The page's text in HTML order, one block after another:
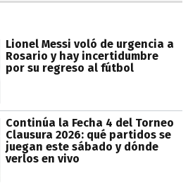
Lionel Messi voló de urgencia a
Rosario y hay incertidumbre
por su regreso al fútbol
Continúa la Fecha 4 del Torneo
Clausura 2026: qué partidos se
juegan este sábado y dónde
verlos en vivo